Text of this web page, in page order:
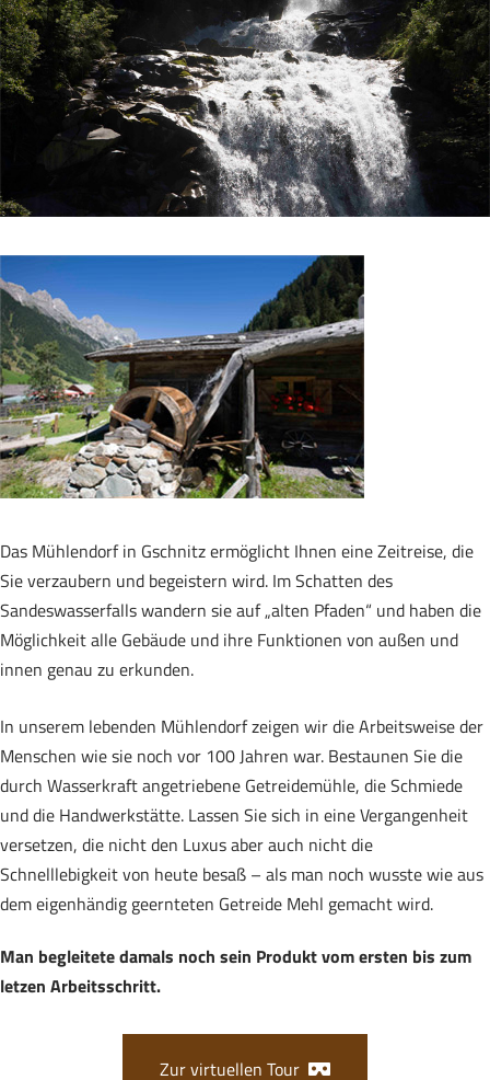
Das Mühlendorf in Gschnitz ermöglicht Ihnen eine Zeitreise, die
Sie verzaubern und begeistern wird. Im Schatten des
Sandeswasserfalls wandern sie auf „alten Pfaden“ und haben die
Möglichkeit alle Gebäude und ihre Funktionen von außen und
innen genau zu erkunden.
In unserem lebenden Mühlendorf zeigen wir die Arbeitsweise der
Menschen wie sie noch vor 100 Jahren war. Bestaunen Sie die
durch Wasserkraft angetriebene Getreidemühle, die Schmiede
und die Handwerkstätte. Lassen Sie sich in eine Vergangenheit
versetzen, die nicht den Luxus aber auch nicht die
Schnelllebigkeit von heute besaß – als man noch wusste wie aus
dem eigenhändig geernteten Getreide Mehl gemacht wird.
Man begleitete damals noch sein Produkt vom ersten bis zum
letzen Arbeitsschritt.
Zur virtuellen Tour